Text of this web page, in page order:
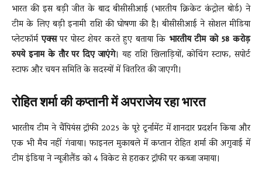
भारत की इस बड़ी जीत के बाद बीसीसीआई (भारतीय क्रिकेट कंट्रोल बोर्ड) ने
टीम के लिए बड़ी इनामी राशि की घोषणा की है। बीसीसीआई ने सोशल मीडिया
प्लेटफॉर्मएक्सपर पोस्ट शेयर करते हुए बताया कि भारतीय टीम को 58 करोड़
रुपये इनाम के तौर पर दिए जाएंगे। यह राशि खिलाड़ियों, कोचिंग स्टाफ, सपोर्ट
स्टाफ और चयन समिति के सदस्यों में वितरित की जाएगी।
रोहित शर्मा की कप्तानी में अपराजेय रहा भारत
भारतीय टीम ने चैंपियंस ट्रॉफी 2025 के पूरे टूर्नामेंट में शानदार प्रदर्शन किया और
एक भी मैच नहीं गंवाया। फाइनल मुकाबले में कप्तान रोहित शर्मा की अगुवाई में
टीम इंडिया ने न्यूजीलैंड को 4 विकेट से हराकर ट्रॉफी पर कब्जा जमाया।